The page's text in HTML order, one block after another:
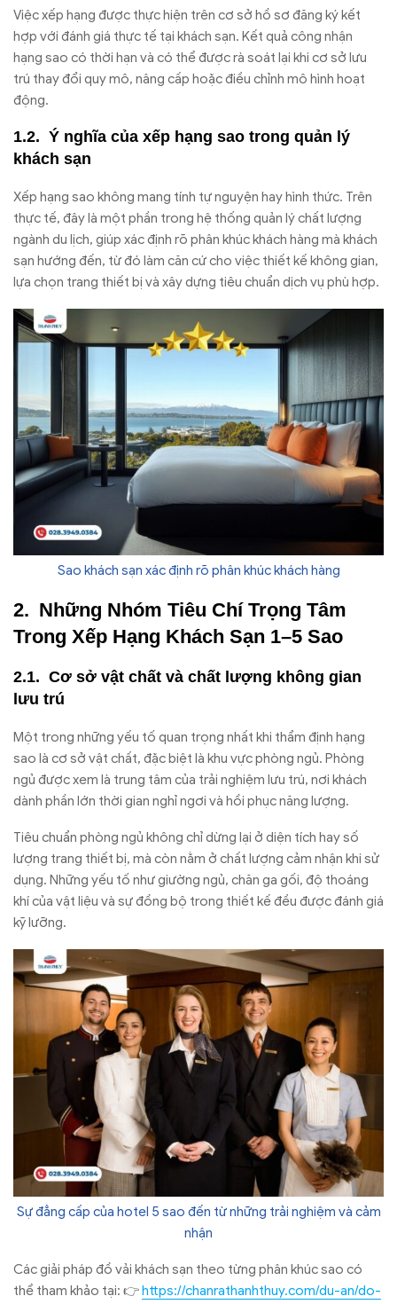
Việc xếp hạng được thực hiện trên cơ sở hồ sơ đăng ký kết
hợp với đánh giá thực tế tại khách sạn. Kết quả công nhận
hạng sao có thời hạn và có thể được rà soát lại khi cơ sở lưu
trú thay đổi quy mô, nâng cấp hoặc điều chỉnh mô hình hoạt
động.
Ý nghĩa của xếp hạng sao trong quản lý
khách sạn
Xếp hạng sao không mang tính tự nguyện hay hình thức. Trên
thực tế, đây là một phần trong hệ thống quản lý chất lượng
ngành du lịch, giúp xác định rõ phân khúc khách hàng mà khách
sạn hướng đến, từ đó làm căn cứ cho việc thiết kế không gian,
lựa chọn trang thiết bị và xây dựng tiêu chuẩn dịch vụ phù hợp.
Sao khách sạn xác định rõ phân khúc khách hàng
Những Nhóm Tiêu Chí Trọng Tâm
Trong Xếp Hạng Khách Sạn 1–5 Sao
Cơ sở vật chất và chất lượng không gian
lưu trú
Một trong những yếu tố quan trọng nhất khi thẩm định hạng
sao là cơ sở vật chất, đặc biệt là khu vực phòng ngủ. Phòng
ngủ được xem là trung tâm của trải nghiệm lưu trú, nơi khách
dành phần lớn thời gian nghỉ ngơi và hồi phục năng lượng.
Tiêu chuẩn phòng ngủ không chỉ dừng lại ở diện tích hay số
lượng trang thiết bị, mà còn nằm ở chất lượng cảm nhận khi sử
dụng. Những yếu tố như giường ngủ, chăn ga gối, độ thoáng
khí của vật liệu và sự đồng bộ trong thiết kế đều được đánh giá
kỹ lưỡng.
Sự đẳng cấp của hotel 5 sao đến từ những trải nghiệm và cảm
nhận
Các giải pháp đồ vải khách sạn theo từng phân khúc sao có
thể tham khảo tại: 👉https://chanrathanhthuy.com/du-an/do-